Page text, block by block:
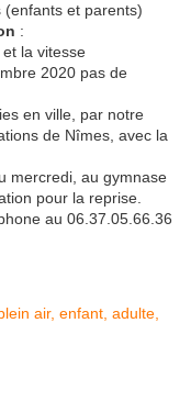
et parents)
:
la vitesse
2020 pas de
en ville, par notre
de Nîmes, avec la
mercredi, au gymnase
pour la reprise.
au 06.37.05.66.36